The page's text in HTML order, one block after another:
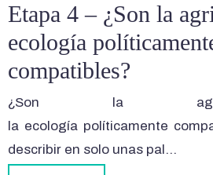
Etapa 4 – ¿Son la
ecología
compatibles?
¿Son la
la ecología políticamente
describir en solo unas pal…